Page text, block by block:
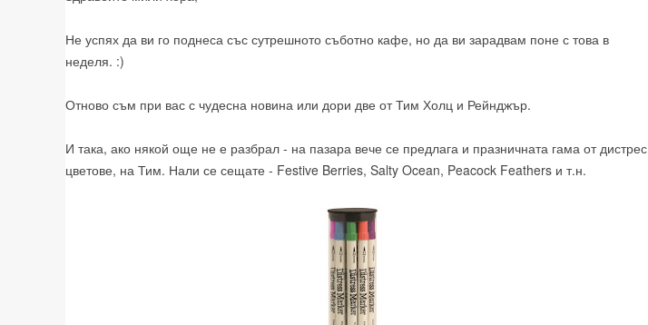
Не успях да ви го поднеса със сутрешното съботно кафе, но да ви зарадвам поне с това в
неделя. :)
Отново съм при вас с чудесна новина или дори две от Тим Холц и Рейнджър.
И така, ако някой още не е разбрал - на пазара вече се предлага и празничната гама от дистрес
цветове, на Тим. Нали се сещате - Festive Berries, Salty Ocean, Peacock Feathers и т.н.